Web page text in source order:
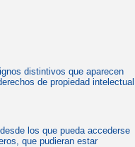
distintivos que aparecen
de propiedad intelectual
los que pueda accederse
que pudieran estar